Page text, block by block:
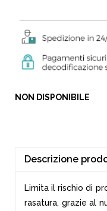
NON DISPONIBILE
Descrizione
Limita il rischio di
rasatura, grazie al